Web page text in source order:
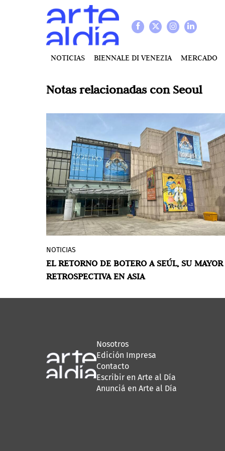
NOTICIAS BIENNALE DI VENEZIA MERCADO
Notas relacionadas con Seoul
Más de 112 obras del colombiano —varias
inéditas— llegan al Museo de Arte
Hangaram en una exposición que estará
NOTICIAS
EL RETORNO DE BOTERO A SEÚL, SU MAYOR
RETROSPECTIVA EN ASIA
Nosotros
Edición Impresa
Contacto
Escribir en Arte al Día
Anunciá en Arte al Día